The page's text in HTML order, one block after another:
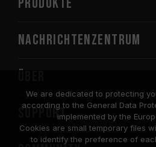
Nachrichtenzentrum
SUPPORT
We are dedicated to protecting
according to the General Data
implemented by the
Cookies are small temporary files
to identify the preference of